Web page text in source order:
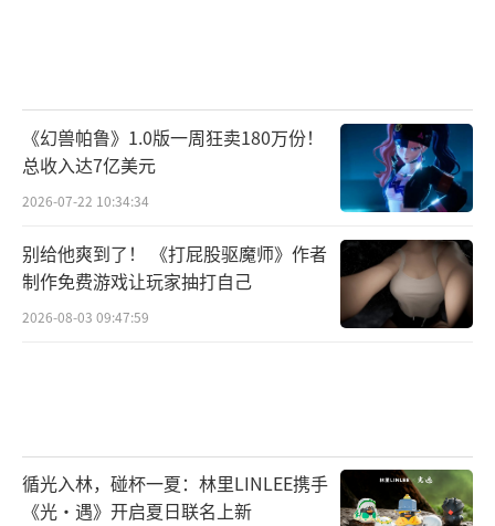
《幻兽帕鲁》1.0版一周狂卖180万份！
总收入达7亿美元
2026-07-22 10:34:34
别给他爽到了！ 《打屁股驱魔师》作者
制作免费游戏让玩家抽打自己
2026-08-03 09:47:59
循光入林，碰杯一夏：林里LINLEE携手
《光·遇》开启夏日联名上新